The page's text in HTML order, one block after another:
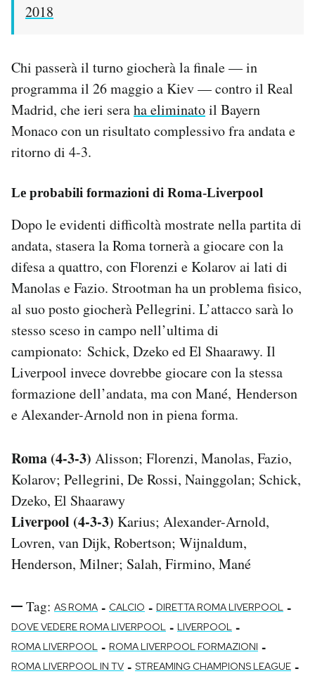
2018
Chi passerà il turno giocherà la finale — in
programma il 26 maggio a Kiev — contro il Real
Madrid, che ieri seraha eliminatoil Bayern
Monaco con un risultato complessivo fra andata e
ritorno di 4-3.
Le probabili formazioni di Roma-Liverpool
Dopo le evidenti difficoltà mostrate nella partita di
andata, stasera la Roma tornerà a giocare con la
difesa a quattro, con Florenzi e Kolarov ai lati di
Manolas e Fazio. Strootman ha un problema fisico,
al suo posto giocherà Pellegrini. L’attacco sarà lo
stesso sceso in campo nell’ultima di
campionato: Schick, Dzeko ed El Shaarawy. Il
Liverpool invece dovrebbe giocare con la stessa
formazione dell’andata, ma con Mané, Henderson
e Alexander-Arnold non in piena forma.
Roma (4-3-3) Alisson; Florenzi, Manolas, Fazio,
Kolarov; Pellegrini, De Rossi, Nainggolan; Schick,
Dzeko, El Shaarawy
Liverpool (4-3-3) Karius; Alexander-Arnold,
Lovren, van Dijk, Robertson; Wijnaldum,
Henderson, Milner; Salah, Firmino, Mané
Tag: AS ROMA - CALCIO - DIRETTA ROMA LIVERPOOL -
DOVE VEDERE ROMA LIVERPOOL - LIVERPOOL -
ROMA LIVERPOOL - ROMA LIVERPOOL FORMAZIONI -
ROMA LIVERPOOL IN TV - STREAMING CHAMPIONS LEAGUE -